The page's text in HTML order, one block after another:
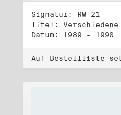
Signatur: RW 21
Datum: 1989 - 1990
Auf Bestellliste